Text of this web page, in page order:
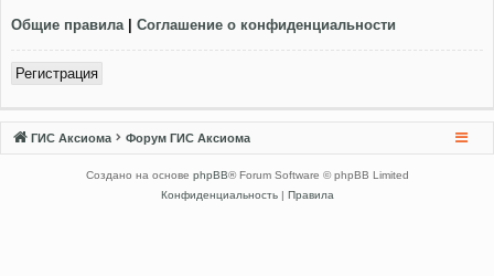
Общие правила | Соглашение о конфиденциальности
Регистрация
ГИС Аксиома Форум ГИС Аксиома
Создано на основе phpBB® Forum Software © phpBB Limited
Конфиденциальность| Правила